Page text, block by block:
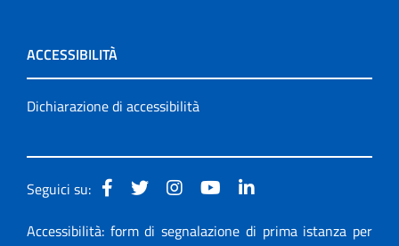
ACCESSIBILITÀ
Dichiarazione di accessibilità
Seguici su:
Accessibilità: form di segnalazione di prima istanza per